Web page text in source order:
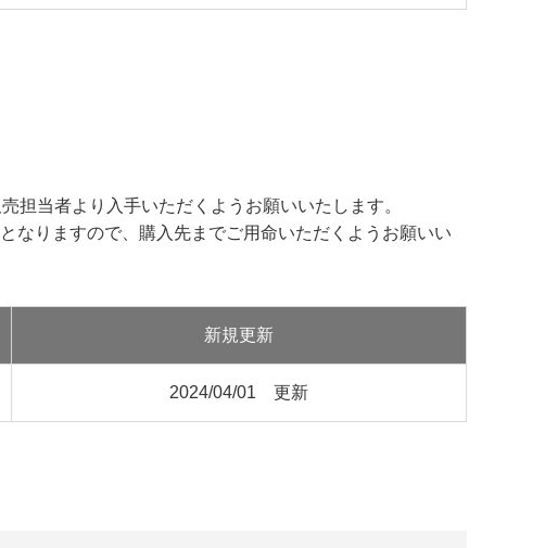
担当者より入手いただくようお願いいたします。
なりますので、購入先までご用命いただくようお願いい
新規更新
2024/04/01 更新